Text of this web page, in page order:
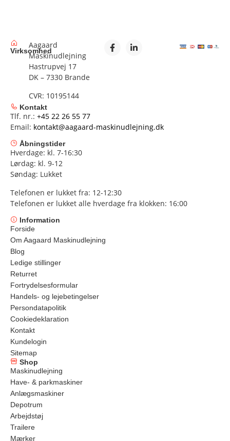
Virksomhed
Aagaard
Maskinudlejning
Hastrupvej 17
DK – 7330 Brande
CVR: 10195144
Kontakt
Tlf. nr.: +45 22 26 55 77
Email: kontakt@aagaard-maskinudlejning.dk
Åbningstider
Hverdage: kl. 7-16:30
Lørdag: kl. 9-12
Søndag: Lukket
Telefonen er lukket fra: 12-12:30
Telefonen er lukket alle hverdage fra klokken: 16:00
Information
Forside
Om Aagaard Maskinudlejning
Blog
Ledige stillinger
Returret
Fortrydelsesformular
Handels- og lejebetingelser
Persondatapolitik
Cookiedeklaration
Kontakt
Kundelogin
Sitemap
Shop
Maskinudlejning
Have- & parkmaskiner
Anlægsmaskiner
Depotrum
Arbejdstøj
Trailere
Mærker